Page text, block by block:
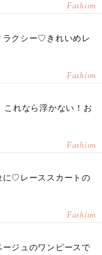
Fashion
ラクシー♡きれいめレ
Fashion
これなら浮かない！お
Fashion
に♡レーススカートの
Fashion
ジュのワンピースで